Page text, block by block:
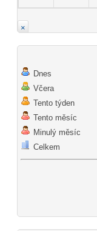
×
Dnes
Včera
Tento týden
Tento měsíc
Minulý měsíc
Celkem